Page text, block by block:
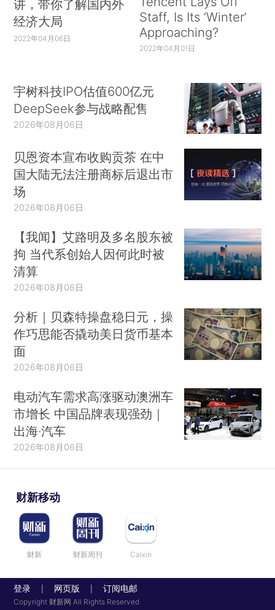
讲，带你了解国内外
经济大局
2022年04月06日
Staff, Is Its ‘Winter’
Approaching?
2022年04月01日
宇树科技IPO估值600亿元
DeepSeek参与战略配售
2026年08月06日
贝恩资本宣布收购贡茶 在中
国大陆无法注册商标后退出市
场
2026年08月06日
【我闻】艾路明及多名股东被
拘 当代系创始人因何此时被
清算
2026年08月06日
分析｜贝森特操盘稳日元，操
作巧思能否撬动美日货币基本
面
2026年08月06日
电动汽车需求高涨驱动澳洲车
市增长 中国品牌表现强劲｜
出海·汽车
2026年08月06日
财新移动
财新 财新周刊 Caixin
登录 网页版 订阅电邮
Copyright 财新网 All Rights Reserved